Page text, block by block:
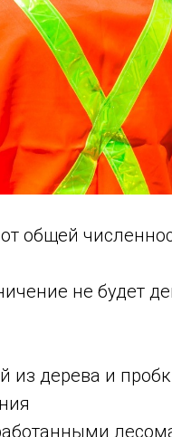
от общей
не будет
из дерева и